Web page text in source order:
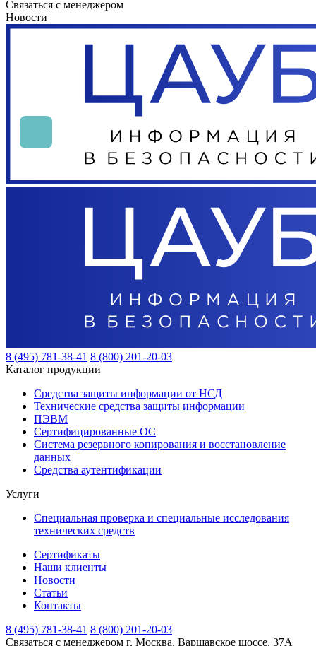
Связаться с менеджером
Новости
8 (495) 781-38-41 8 (800) 201-20-03
Каталог продукции
Средства защиты информации от НСД
Технические средства защиты информации
ПЭВМ
Сертифицированные ОС
Система резервного копирования и восстановление
данных
Средства аутентификации
Услуги
Специальная проверка и специальные исследования
технических средств
Сертификаты
Наши клиенты
Новости
Статьи
Контакты
8 (495) 781-38-41 8 (800) 201-20-03
Связаться с менеджером г. Москва, Варшавское шоссе, 37А